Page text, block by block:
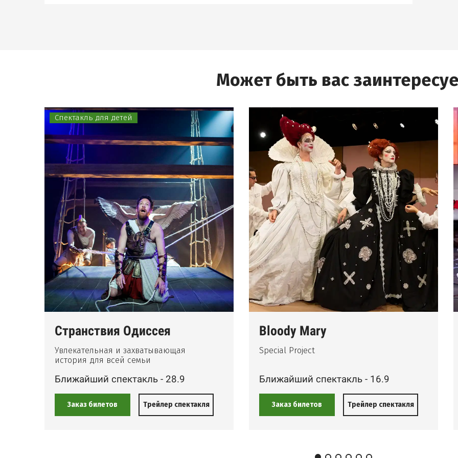
Может быть вас
Bloody Mary
Special Project
Ближайший спектакль - 16.9
Заказ билетов Трейлер спектакля
Спектакль для детей
Странствия Одиссея
Увлекательная и захватывающая
история для всей семьи
Ближайший спектакль - 28.9
Заказ билетов Трейлер спектакля